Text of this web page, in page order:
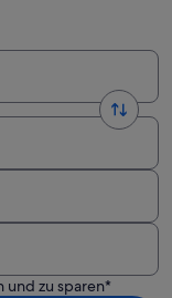
und zu sparen*